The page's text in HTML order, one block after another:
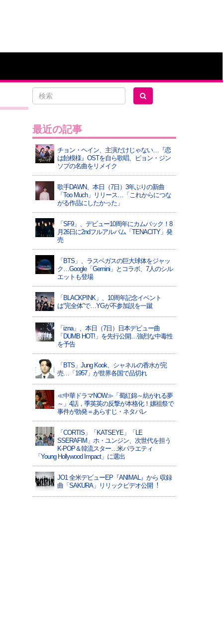
最近の記事
チョン・ヘイン、主演だけじゃない…『恋
は飴模様』OSTを自ら歌唱、ピョン・ジン
ソプの名曲をリメイク
歌手DAWN、本日（7日）3年ぶりの新曲
「Too Much」リリース…「これからにつな
がる作品にしたかった」
「SF9」、デビュー10周年にカムバック！8
月26日に2ndフルアルバム「TENACITY」発
売
「BTS」、ラスベガスの巨大球体をジャッ
ク…Google「Gemini」とコラボ、7人のシル
エットも登場
「BLACKPINK」、10周年記念イベント
は“完全体”で…YGが不参加説を一蹴
「izna」、本日（7日）日本デビュー曲
「DUMB HOT!」を先行公開…強烈な中毒性
を予告
「BTS」Jung Kook、シャネルの香水が完
売…「1957」が世界各国で品切れ
≪中華ドラマNOW≫「蜀紅錦～紡がれる夢
～」4話，季英英の反撃が本格化！嫘祖祭で
事件が勃発＝あらすじ・ネタバレ
「CORTIS」「KATSEYE」「LE
SSERAFIM」ホ・ユンジン、次世代を担う
K-POP＆韓流スター…米バラエティ
「Young Hollywood Impact」に選出
JO1 全⽶デビューEP『ANIMAL』から 収録
曲「SAKURA」リリックビデオ公開︕